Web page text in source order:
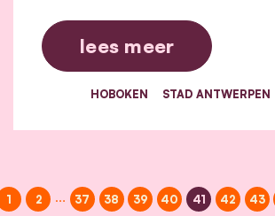
lees meer
HOBOKEN STAD ANTWERPEN
1 2 … 37 38 39 40 41 42 43